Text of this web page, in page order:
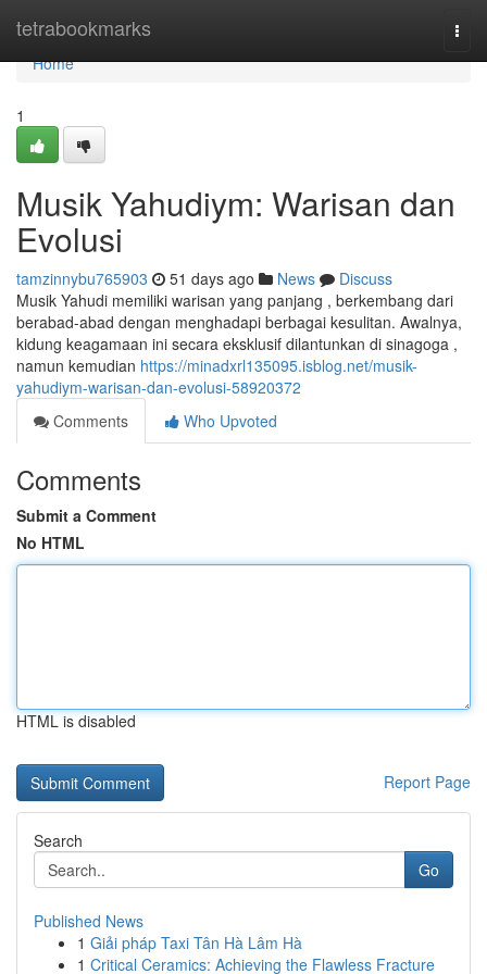
tetrabookmarks
Home
Home
1
Musik Yahudiym: Warisan dan
Evolusi
tamzinnybu765903 51 days ago News
Discuss
Musik Yahudi memiliki warisan yang panjang , berkembang dari
berabad-abad dengan menghadapi berbagai kesulitan. Awalnya,
kidung keagamaan ini secara eksklusif dilantunkan di sinagoga ,
namun kemudian https://minadxrl135095.isblog.net/musik-
yahudiym-warisan-dan-evolusi-58920372
Comments
Who Upvoted
Comments
Submit a Comment
No HTML
HTML is disabled
Report Page
Search
Go
Published News
1 Giải pháp Taxi Tân Hà Lâm Hà
1 Critical Ceramics: Achieving the Flawless Fracture